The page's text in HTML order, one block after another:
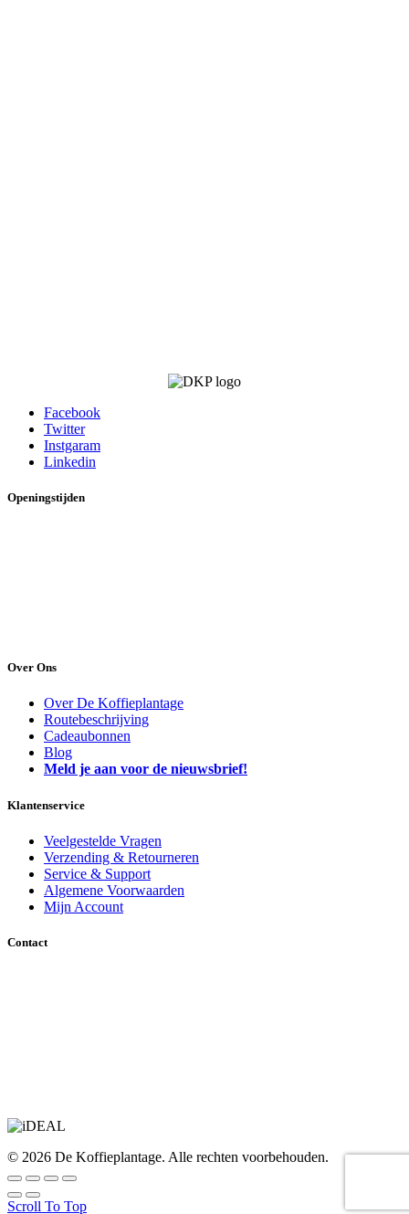
Facebook
Twitter
Instgaram
Linkedin
Openingstijden
Over Ons
Over De Koffieplantage
Routebeschrijving
Cadeaubonnen
Blog
Meld je aan voor de nieuwsbrief!
Klantenservice
Veelgestelde Vragen
Verzending & Retourneren
Service & Support
Algemene Voorwaarden
Mijn Account
Contact
© 2026 De Koffieplantage. Alle rechten voorbehouden.
Scroll To Top